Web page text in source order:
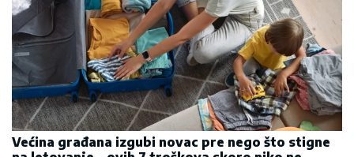
Većina građana izgubi novac pre nego što stigne